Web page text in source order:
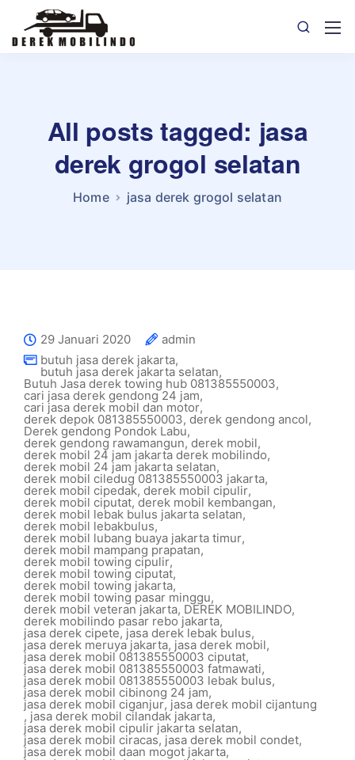
All posts tagged: jasa
derek grogol selatan
Home jasa derek grogol selatan
29 Januari 2020
admin
butuh jasa derek jakarta,
butuh jasa derek jakarta selatan,
Butuh Jasa derek towing hub 081385550003,
cari jasa derek gendong 24 jam,
cari jasa derek mobil dan motor,
derek depok 081385550003, derek gendong ancol,
Derek gendong Pondok Labu,
derek gendong rawamangun,derek mobil,
derek mobil 24 jam jakarta derek mobilindo,
derek mobil 24 jam jakarta selatan,
derek mobil ciledug 081385550003 jakarta,
derek mobil cipedak, derek mobil cipulir,
derek mobil ciputat, derek mobil kembangan,
derek mobil lebak bulus jakarta selatan,
derek mobil lebakbulus,
derek mobil lubang buaya jakarta timur,
derek mobil mampang prapatan,
derek mobil towing cipulir,
derek mobil towing ciputat,
derek mobil towing jakarta,
derek mobil towing pasar minggu,
derek mobil veteran jakarta, DEREK MOBILINDO,
derek mobilindo pasar rebo jakarta,
jasa derek cipete, jasa derek lebak bulus,
jasa derek meruya jakarta, jasa derek mobil,
jasa derek mobil 081385550003 ciputat,
jasa derek mobil 081385550003 fatmawati,
jasa derek mobil 081385550003 lebak bulus,
jasa derek mobil cibinong 24 jam,
jasa derek mobil ciganjur, jasa derek mobil cijantung
, jasa derek mobil cilandak jakarta,
jasa derek mobil cipulir jakarta selatan,
jasa derek mobil ciracas, jasa derek mobil condet,
jasa derek mobil daan mogot jakarta,